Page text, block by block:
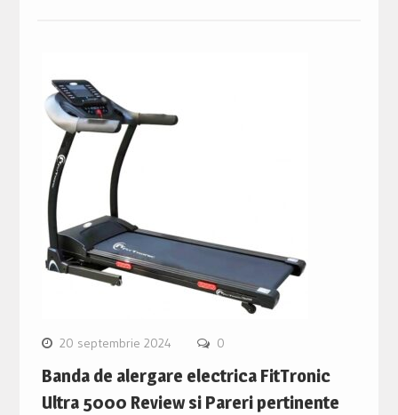
20 septembrie 2024 0
Banda de alergare electrica FitTronic
Ultra 5000 Review si Pareri pertinente